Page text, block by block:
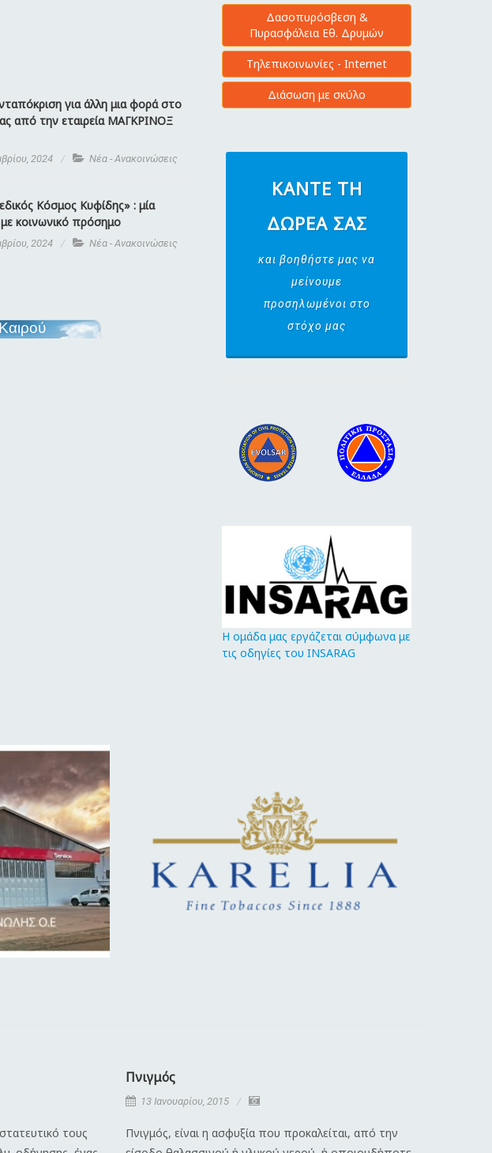
για άλλη μια φορά στο
από την εταιρεία ΜΑΓΚΡΙΝΟΞ
2024 Νέα - Ανακοινώσεις
Κόσμος Κυφίδης» : μία
με κοινωνικό πρόσημο
2024 Νέα - Ανακοινώσεις
Δασοπυρόσβεση &
Πυρασφάλεια Εθ. Δρυμών
Τηλεπικοινωνίες - Internet
Διάσωση με σκύλο
ΚΆΝΤΕ ΤΗ
ΔΩΡΕΆ ΣΑΣ
και βοηθήστε μας να
μείνουμε
προσηλωμένοι στο
στόχο μας
Η ομάδα μας εργάζεται σύμφωνα με
τις οδηγίες του INSARAG
τους
Πνιγμός
13 Ιανουαρίου, 2015
Πνιγμός, είναι η ασφυξία που προκαλείται, από την